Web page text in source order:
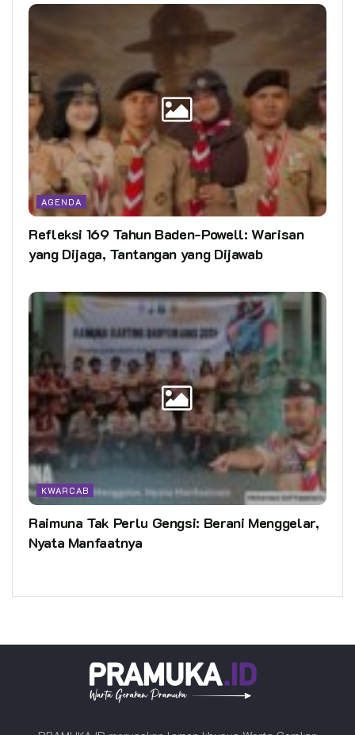
AGENDA
Refleksi 169 Tahun Baden-Powell: Warisan
yang Dijaga, Tantangan yang Dijawab
KWARCAB
Raimuna Tak Perlu Gengsi: Berani Menggelar,
Nyata Manfaatnya